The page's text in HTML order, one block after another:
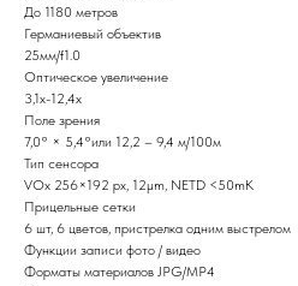
До 1180 метров
Германиевый объектив
25мм/f1.0
Оптическое увеличение
3,1х-12,4х
Поле зрения
7,0° × 5,4°или 12,2 – 9,4 м/100м
Тип сенсора
VOx 256×192 рх, 12μm, NETD <50mK
Прицельные сетки
6 шт, 6 цветов, пристрелка одним выстрелом
Функции записи фото / видео
Форматы материалов JPG/MP4